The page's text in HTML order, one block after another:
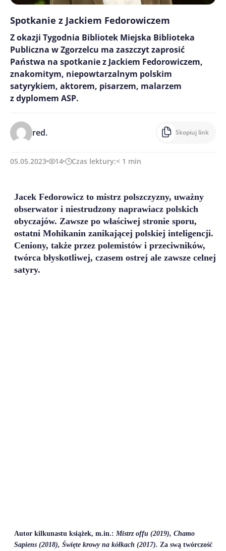
Spotkanie z Jackiem Fedorowiczem
Z okazji Tygodnia Bibliotek Miejska Biblioteka
Publiczna w Zgorzelcu ma zaszczyt zaprosić
Państwa na spotkanie z Jackiem Fedorowiczem,
znakomitym, niepowtarzalnym polskim
satyrykiem, aktorem, pisarzem, malarzem
z dyplomem ASP.
red. Skopiuj link
05.05.2023 14 Czas lektury:< 1 min
Jacek Fedorowicz to mistrz polszczyzny, uważny
obserwator i niestrudzony naprawiacz polskich
obyczajów. Zawsze po właściwej stronie sporu,
ostatni Mohikanin zanikającej polskiej inteligencji.
Ceniony, także przez polemistów i przeciwników,
twórca błyskotliwej, czasem ostrej ale zawsze celnej
satyry.
Autor kilkunastu książek, m.in.: Mistrz offu (2019), Chamo
Sapiens (2018), Święte krowy na kółkach (2017). Za swą twórczość